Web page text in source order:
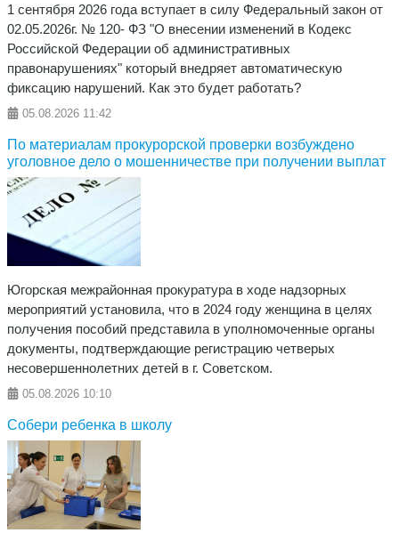
1 сентября 2026 года вступает в силу Федеральный закон от
02.05.2026г. № 120- ФЗ "О внесении изменений в Кодекс
Российской Федерации об административных
правонарушениях" который внедряет автоматическую
фиксацию нарушений. Как это будет работать?
05.08.2026 11:42
По материалам прокурорской проверки возбуждено
уголовное дело о мошенничестве при получении выплат
Югорская межрайонная прокуратура в ходе надзорных
мероприятий установила, что в 2024 году женщина в целях
получения пособий представила в уполномоченные органы
документы, подтверждающие регистрацию четверых
несовершеннолетних детей в г. Советском.
05.08.2026 10:10
Собери ребенка в школу